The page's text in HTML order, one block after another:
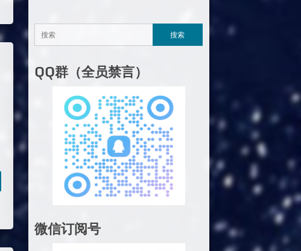
QQ群（全员禁言）
微信订阅号